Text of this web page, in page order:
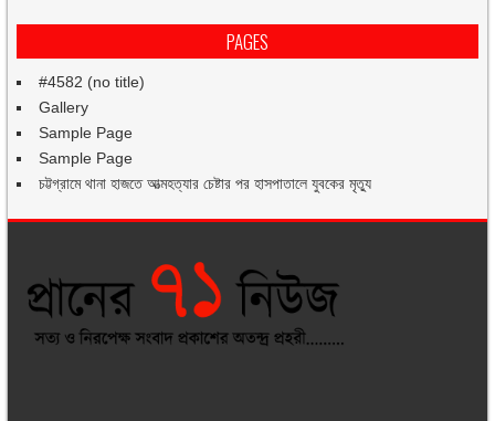
PAGES
#4582 (no title)
Gallery
Sample Page
Sample Page
চট্টগ্রামে থানা হাজতে আত্মহত্যার চেষ্টার পর হাসপাতালে যুবকের মৃত্যু